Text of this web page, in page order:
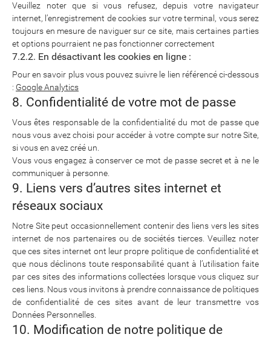
Veuillez noter que si vous refusez, depuis votre navigateur
internet, l’enregistrement de cookies sur votre terminal, vous serez
toujours en mesure de naviguer sur ce site, mais certaines parties
et options pourraient ne pas fonctionner correctement
7.2.2. En désactivant les cookies en ligne :
Pour en savoir plus vous pouvez suivre le lien référencé ci-dessous
: Google Analytics
8. Confidentialité de votre mot de passe
Vous êtes responsable de la confidentialité du mot de passe que
nous vous avez choisi pour accéder à votre compte sur notre Site,
si vous en avez créé un.
Vous vous engagez à conserver ce mot de passe secret et à ne le
communiquer à personne.
9. Liens vers d’autres sites internet et
réseaux sociaux
Notre Site peut occasionnellement contenir des liens vers les sites
internet de nos partenaires ou de sociétés tierces. Veuillez noter
que ces sites internet ont leur propre politique de confidentialité et
que nous déclinons toute responsabilité quant à l’utilisation faite
par ces sites des informations collectées lorsque vous cliquez sur
ces liens. Nous vous invitons à prendre connaissance de politiques
de confidentialité de ces sites avant de leur transmettre vos
Données Personnelles.
10. Modification de notre politique de